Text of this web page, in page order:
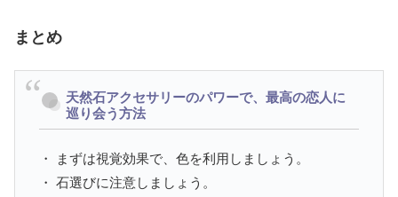
まとめ
天然石アクセサリーのパワーで、最高の恋人に
巡り会う方法
・ まずは視覚効果で、色を利用しましょう。
・ 石選びに注意しましょう。